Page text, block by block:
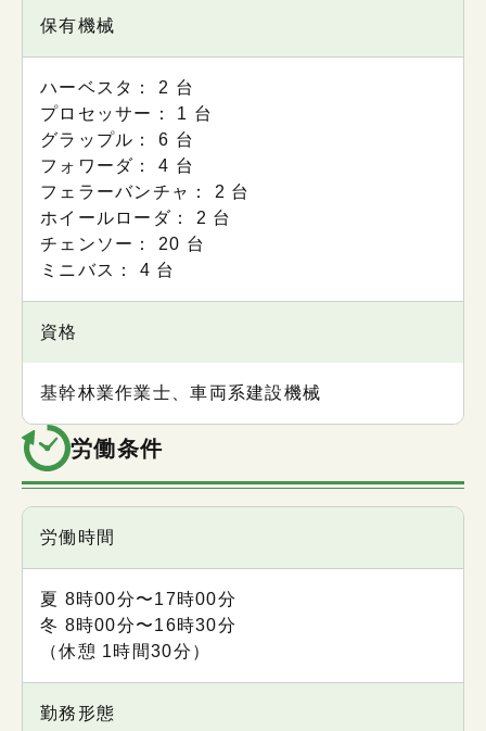
保有機械
ハーベスタ： 2 台
プロセッサー： 1 台
グラップル： 6 台
フォワーダ： 4 台
フェラーバンチャ： 2 台
ホイールローダ： 2 台
チェンソー： 20 台
ミニバス： 4 台
資格
基幹林業作業士、車両系建設機械
労働条件
項目
内容
労働時間
夏 8時00分〜17時00分
冬 8時00分〜16時30分
（休憩 1時間30分）
勤務形態